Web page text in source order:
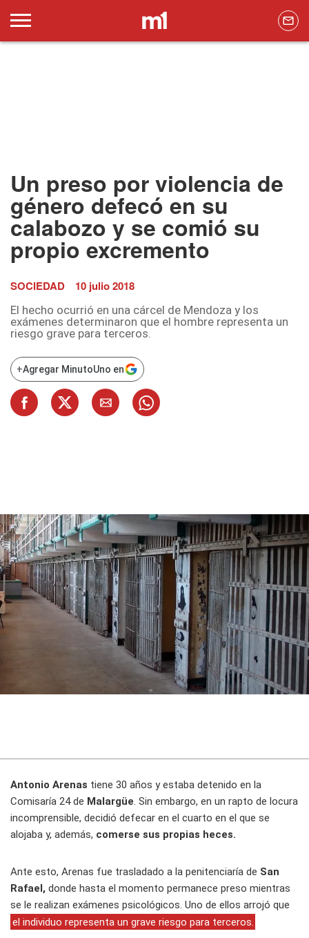
Un preso por violencia de
género defecó en su
calabozo y se comió su
propio excremento
SOCIEDAD 10 julio 2018
El hecho ocurrió en una cárcel de Mendoza y los
exámenes determinaron que el hombre representa un
riesgo grave para terceros.
+Agregar MinutoUno en
Antonio Arenas tiene 30 años y estaba detenido en la
Comisaría 24 de Malargüe. Sin embargo, en un rapto de locura
incomprensible, decidió defecar en el cuarto en el que se
alojaba y, además, comerse sus propias heces.
Ante esto, Arenas fue trasladado a la penitenciaría de San
Rafael, donde hasta el momento permanece preso mientras
se le realizan exámenes psicológicos. Uno de ellos arrojó que
el individuo representa un grave riesgo para terceros.